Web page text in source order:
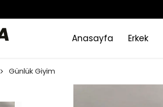
Anasayfa Erkek
Günlük Giyim